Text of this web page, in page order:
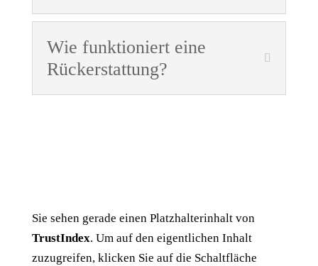
Wie funktioniert eine
Rückerstattung?
Sie sehen gerade einen Platzhalterinhalt von
TrustIndex. Um auf den eigentlichen Inhalt
zuzugreifen, klicken Sie auf die Schaltfläche